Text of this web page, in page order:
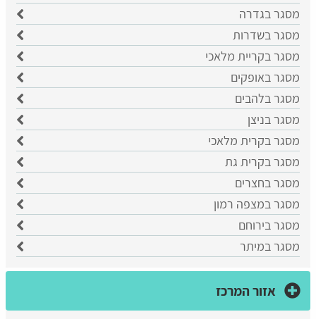
מסגר בגדרה
מסגר בשדרות
מסגר בקריית מלאכי
מסגר באופקים
מסגר בלהבים
מסגר בניצן
מסגר בקרית מלאכי
מסגר בקרית גת
מסגר בחצרים
מסגר במצפה רמון
מסגר בירוחם
מסגר במיתר
אזור המרכז